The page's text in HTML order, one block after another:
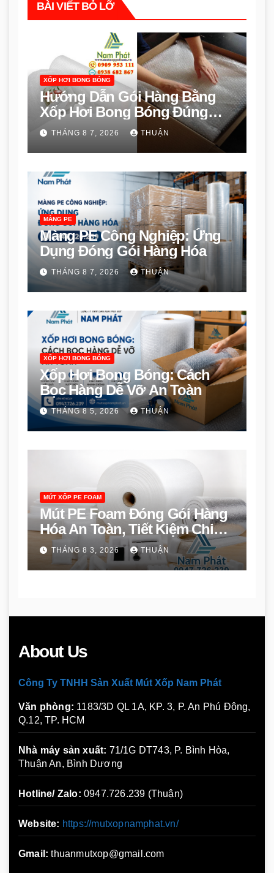
BÀI VIẾT BỎ LỠ
XỐP HƠI BONG BÓNG
Hướng Dẫn Gói Hàng Bằng
Xốp Hơi Bong Bóng Đúng
Cách
THÁNG 8 7, 2026 THUẬN
MÀNG PE
Màng PE Công Nghiệp: Ứng
Dụng Đóng Gói Hàng Hóa
THÁNG 8 7, 2026 THUẬN
XỐP HƠI BONG BÓNG
Xốp Hơi Bong Bóng: Cách
Bọc Hàng Dễ Vỡ An Toàn
THÁNG 8 5, 2026 THUẬN
MÚT XỐP PE FOAM
Mút PE Foam Đóng Gói Hàng
Hóa An Toàn, Tiết Kiệm Chi
PhíTHÁNG 8 3, 2026 THUẬN
About Us
Công Ty TNHH Sản Xuất Mút Xốp Nam Phát
Văn phòng: 1183/3D QL 1A, KP. 3, P. An Phú Đông,
Q.12, TP. HCM
Nhà máy sản xuất: 71/1G DT743, P. Bình Hòa,
Thuận An, Bình Dương
Hotline/ Zalo: 0947.726.239 (Thuận)
Website: https://mutxopnamphat.vn/
Gmail:thuanmutxop@gmail.com